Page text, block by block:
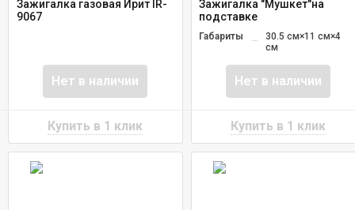
Зажигалка газовая Ирит IR-
9067
Нет в наличии
Зажигалка "Мушкет"на
подставке
Габариты
30.5 см×11 см×4
см
Нет в наличии